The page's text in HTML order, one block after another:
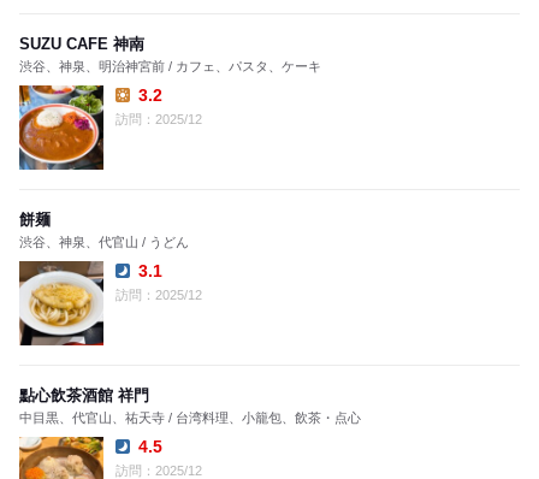
SUZU CAFE 神南
渋谷、神泉、明治神宮前 / カフェ、パスタ、ケーキ
Lunch:
3.2
訪問：2025/12
餅麺
渋谷、神泉、代官山 / うどん
Dinner:
3.1
訪問：2025/12
點心飲茶酒館 祥門
中目黒、代官山、祐天寺 / 台湾料理、小籠包、飲茶・点心
Dinner:
4.5
訪問：2025/12